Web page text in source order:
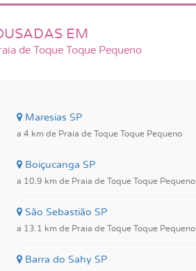
EM
de Toque Toque Pequeno
Maresias SP
a 4 km de Praia de Toque Toque Pequeno
Boiçucanga SP
a 10.9 km de Praia de Toque Toque Pequeno
São Sebastião SP
a 13.1 km de Praia de Toque Toque Pequeno
Barra do Sahy SP